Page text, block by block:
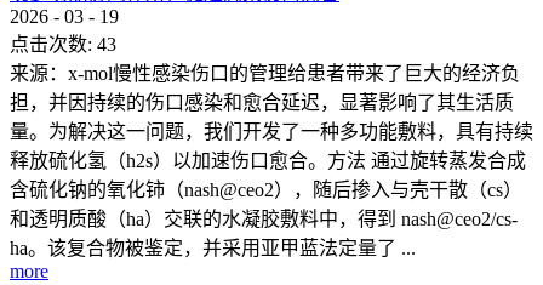
2026 - 03 - 19
点击次数: 43
来源：x-mol慢性感染伤口的管理给患者带来了巨大的经济负
担，并因持续的伤口感染和愈合延迟，显著影响了其生活质
量。为解决这一问题，我们开发了一种多功能敷料，具有持续
释放硫化氢（h2s）以加速伤口愈合。方法 通过旋转蒸发合成
含硫化钠的氧化铈（nash@ceo2），随后掺入与壳干散（cs）
和透明质酸（ha）交联的水凝胶敷料中，得到 nash@ceo2/cs-
ha。该复合物被鉴定，并采用亚甲蓝法定量了 ...
more